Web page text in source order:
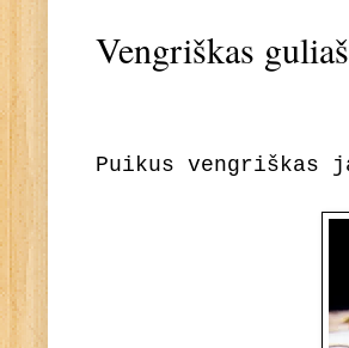
Vengriškas
Puikus vengriškas